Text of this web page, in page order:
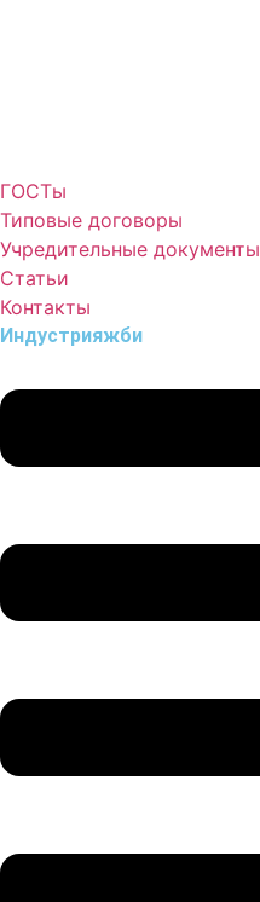
ГОСТы
Типовые договоры
Учредительные документы
Статьи
Контакты
Индустрияжби